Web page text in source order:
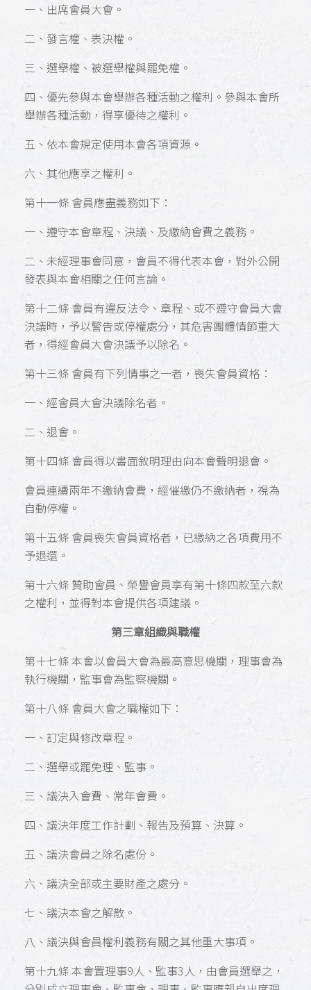
一、出席會員大會。
二、發言權、表決權。
三、選舉權、被選舉權與罷免權。
四、優先參與本會舉辦各種活動之權利。參與本會所
舉辦各種活動，得享優待之權利。
五、依本會規定使用本會各項資源。
六、其他應享之權利。
第十一條 會員應盡義務如下：
一、遵守本會章程、決議、及繳納會費之義務。
二、未經理事會同意，會員不得代表本會，對外公開
發表與本會相關之任何言論。
第十二條 會員有違反法令、章程、或不遵守會員大會
決議時，予以警告或停權處分，其危害團體情節重大
者，得經會員大會決議予以除名。
第十三條 會員有下列情事之一者，喪失會員資格：
一、經會員大會決議除名者。
二、退會。
第十四條 會員得以書面敘明理由向本會聲明退會。
會員連續兩年不繳納會費，經催繳仍不繳納者，視為
自動停權。
第十五條 會員喪失會員資格者，已繳納之各項費用不
予退還。
第十六條 贊助會員、榮譽會員享有第十條四款至六款
之權利，並得對本會提供各項建議。
第三章組織與職權
第十七條 本會以會員大會為最高意思機關，理事會為
執行機關，監事會為監察機關。
第十八條 會員大會之職權如下：
一、訂定與修改章程。
二、選舉或罷免理、監事。
三、議決入會費、常年會費。
四、議決年度工作計劃、報告及預算、決算。
五、議決會員之除名處份。
六、議決全部或主要財產之處分。
七、議決本會之解散。
八、議決與會員權利義務有關之其他重大事項。
第十九條 本會置理事9人、監事3人，由會員選舉之，